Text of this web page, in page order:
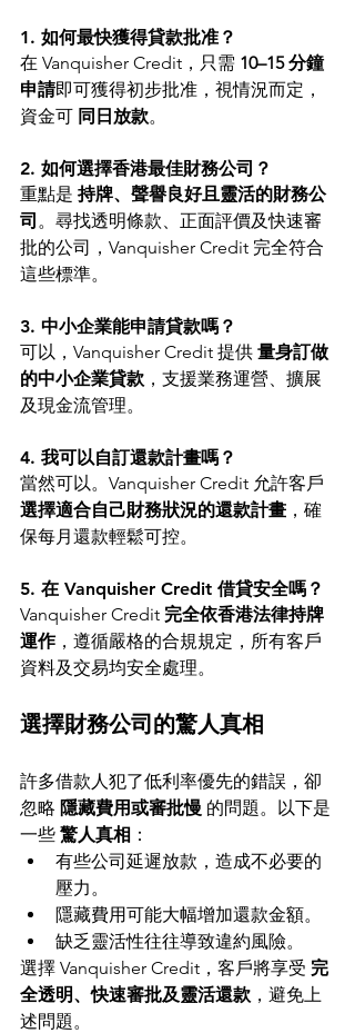
1. 如何最快獲得貸款批准？
在 Vanquisher Credit，只需 10–15 分鐘
申請即可獲得初步批准，視情況而定，
資金可 同日放款。
2. 如何選擇香港最佳財務公司？
重點是 持牌、聲譽良好且靈活的財務公
司 。尋找透明條款、正面評價及快速審
批的公司，Vanquisher Credit 完全符合
這些標準。
3. 中小企業能申請貸款嗎？
可以，Vanquisher Credit 提供 量身訂做
的中小企業貸款 ，支援業務運營、擴展
及現金流管理。
4. 我可以自訂還款計畫嗎？
當然可以。Vanquisher Credit 允許客戶
選擇適合自己財務狀況的還款計畫 ，確
保每月還款輕鬆可控。
5. 在 Vanquisher Credit 借貸安全嗎？
Vanquisher Credit 完全依香港法律持牌
運作，遵循嚴格的合規規定，所有客戶
資料及交易均安全處理。
選擇財務公司的驚人真相
許多借款人犯了低利率優先的錯誤，卻
忽略 隱藏費用或審批慢 的問題。以下是
一些 驚人真相 ：
有些公司延遲放款，造成不必要的
壓力。
隱藏費用可能大幅增加還款金額。
缺乏靈活性往往導致違約風險。
選擇 Vanquisher Credit，客戶將享受 完
全透明、快速審批及靈活還款 ，避免上
述問題。